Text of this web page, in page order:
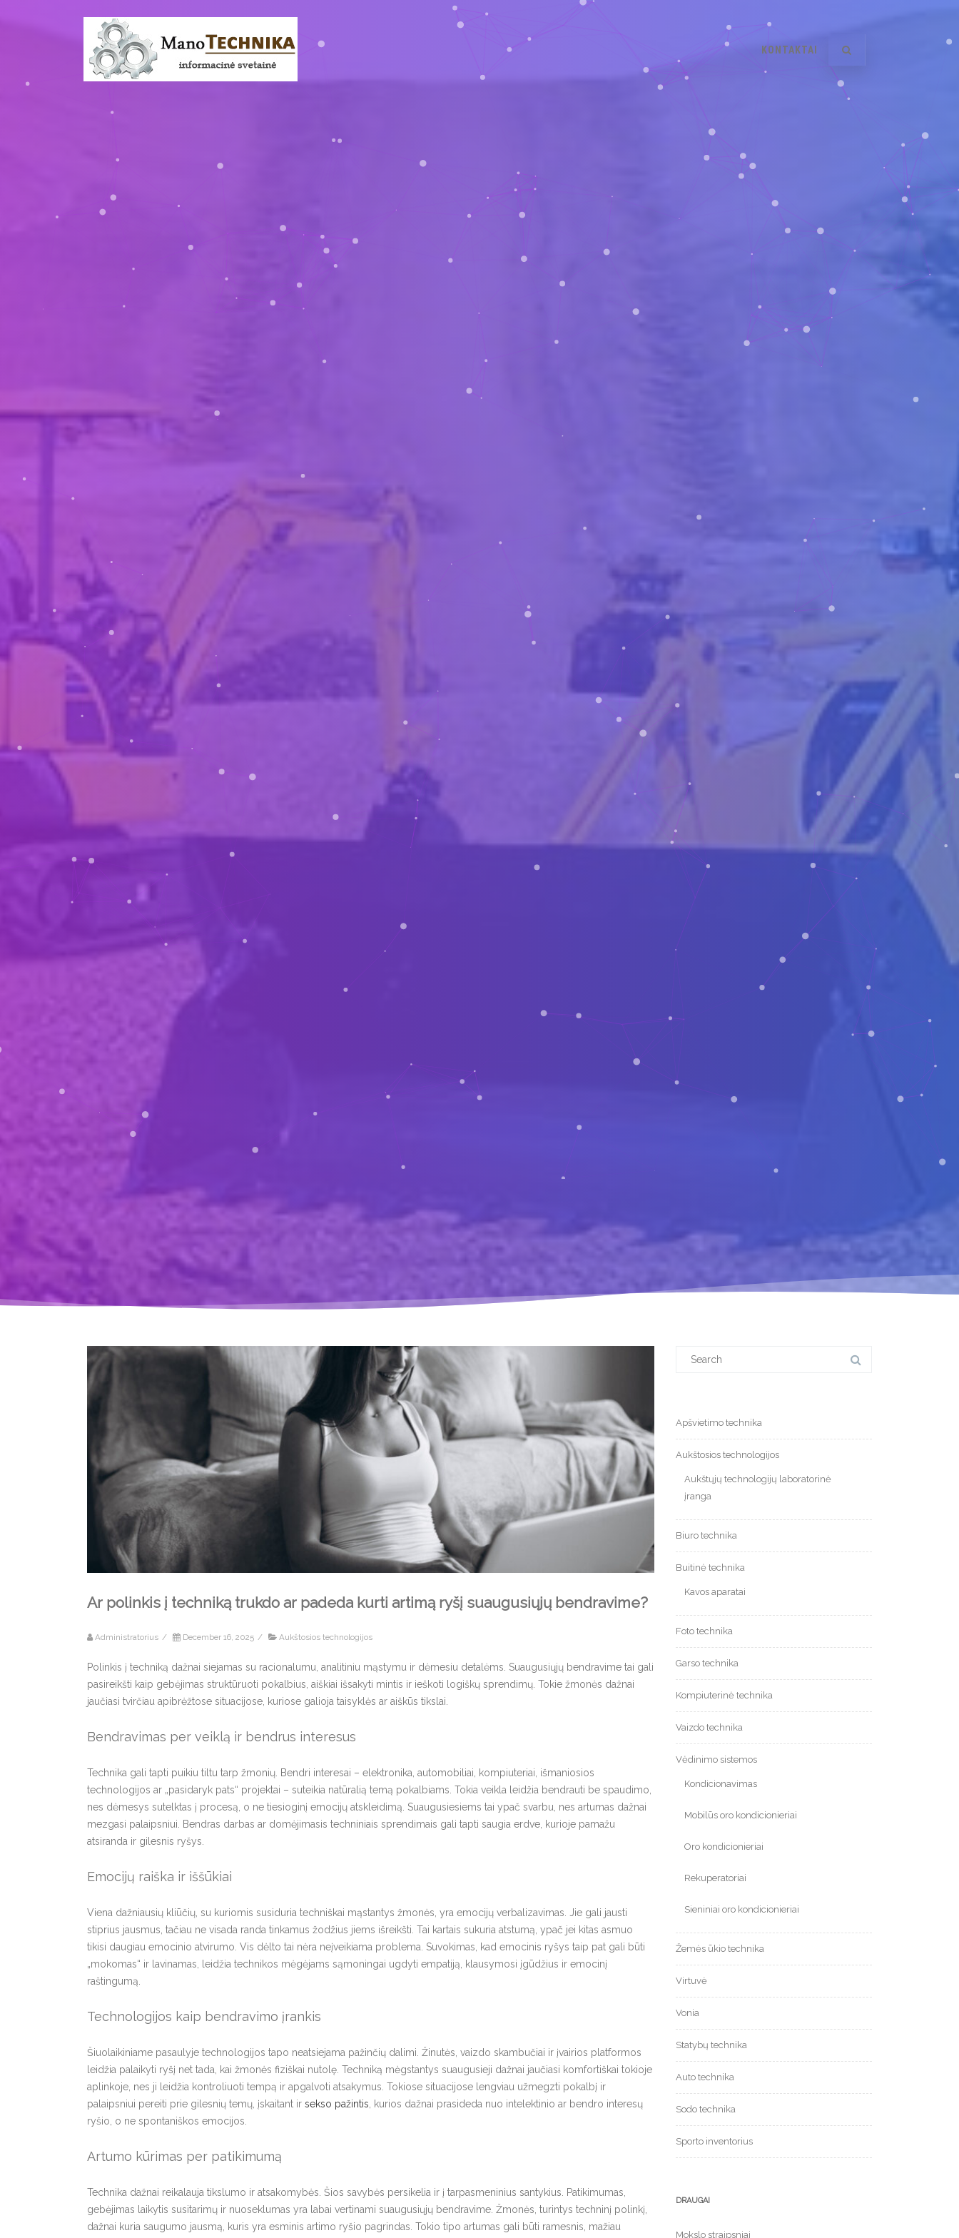
KONTAKTAI
Ar polinkis į techniką trukdo ar padeda kurti artimą ryšį suaugusiųjų bendravime?
Administratorius / December 16, 2025 / Aukštosios technologijos
Polinkis į techniką dažnai siejamas su racionalumu, analitiniu mąstymu ir dėmesiu detalėms. Suaugusiųjų bendravime tai gali
pasireikšti kaip gebėjimas struktūruoti pokalbius, aiškiai išsakyti mintis ir ieškoti logiškų sprendimų. Tokie žmonės dažnai
jaučiasi tvirčiau apibrėžtose situacijose, kuriose galioja taisyklės ar aiškūs tikslai.
Bendravimas per veiklą ir bendrus interesus
Technika gali tapti puikiu tiltu tarp žmonių. Bendri interesai – elektronika, automobiliai, kompiuteriai, išmaniosios
technologijos ar „pasidaryk pats“ projektai – suteikia natūralią temą pokalbiams. Tokia veikla leidžia bendrauti be spaudimo,
nes dėmesys sutelktas į procesą, o ne tiesioginį emocijų atskleidimą. Suaugusiesiems tai ypač svarbu, nes artumas dažnai
mezgasi palaipsniui. Bendras darbas ar domėjimasis techniniais sprendimais gali tapti saugia erdve, kurioje pamažu
atsiranda ir gilesnis ryšys.
Emocijų raiška ir iššūkiai
Viena dažniausių kliūčių, su kuriomis susiduria techniškai mąstantys žmonės, yra emocijų verbalizavimas. Jie gali jausti
stiprius jausmus, tačiau ne visada randa tinkamus žodžius jiems išreikšti. Tai kartais sukuria atstumą, ypač jei kitas asmuo
tikisi daugiau emocinio atvirumo. Vis dėlto tai nėra neįveikiama problema. Suvokimas, kad emocinis ryšys taip pat gali būti
„mokomas“ ir lavinamas, leidžia technikos mėgėjams sąmoningai ugdyti empatiją, klausymosi įgūdžius ir emocinį
raštingumą.
Technologijos kaip bendravimo įrankis
Šiuolaikiniame pasaulyje technologijos tapo neatsiejama pažinčių dalimi. Žinutės, vaizdo skambučiai ir įvairios platformos
leidžia palaikyti ryšį net tada, kai žmonės fiziškai nutolę. Techniką mėgstantys suaugusieji dažnai jaučiasi komfortiškai tokioje
aplinkoje, nes ji leidžia kontroliuoti tempą ir apgalvoti atsakymus. Tokiose situacijose lengviau užmegzti pokalbį ir
palaipsniui pereiti prie gilesnių temų, įskaitant ir sekso pažintis , kurios dažnai prasideda nuo intelektinio ar bendro interesų
ryšio, o ne spontaniškos emocijos.
Artumo kūrimas per patikimumą
Technika dažnai reikalauja tikslumo ir atsakomybės. Šios savybės persikelia ir į tarpasmeninius santykius. Patikimumas,
gebėjimas laikytis susitarimų ir nuoseklumas yra labai vertinami suaugusiųjų bendravime. Žmonės, turintys techninį polinkį,
dažnai kuria saugumo jausmą, kuris yra esminis artimo ryšio pagrindas. Tokio tipo artumas gali būti ramesnis, mažiau
Apšvietimo technika
Aukštosios technologijos
Aukštųjų technologijų laboratorinė
įranga
Biuro technika
Buitinė technika
Kavos aparatai
Foto technika
Garso technika
Kompiuterinė technika
Vaizdo technika
Vėdinimo sistemos
Kondicionavimas
Mobilūs oro kondicionieriai
Oro kondicionieriai
Rekuperatoriai
Sieniniai oro kondicionieriai
Žemės ūkio technika
Virtuvė
Vonia
Statybų technika
Auto technika
Sodo technika
Sporto inventorius
DRAUGAI
Mokslo straipsniai